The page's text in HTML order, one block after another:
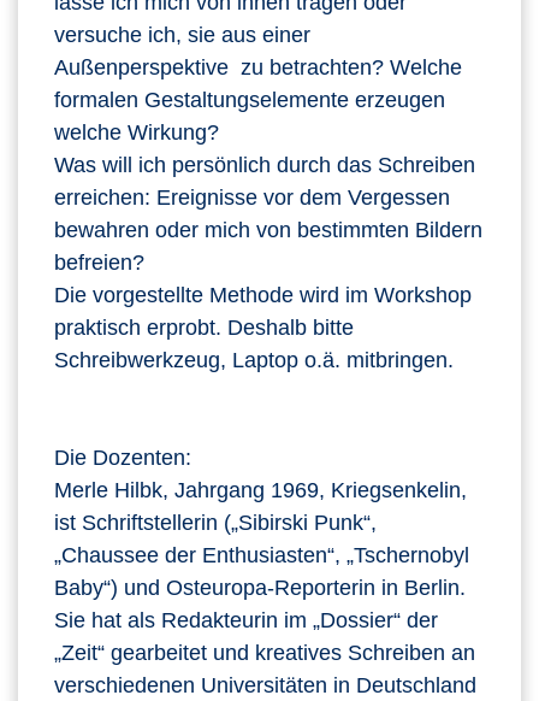
versuche ich, sie aus einer
Außenperspektive zu betrachten? Welche
formalen Gestaltungselemente erzeugen
welche Wirkung?
Was will ich persönlich durch das Schreiben
erreichen: Ereignisse vor dem Vergessen
bewahren oder mich von bestimmten Bildern
befreien?
Die vorgestellte Methode wird im Workshop
praktisch erprobt. Deshalb bitte
Schreibwerkzeug, Laptop o.ä. mitbringen.
Die Dozenten:
Merle Hilbk, Jahrgang 1969, Kriegsenkelin,
ist Schriftstellerin („Sibirski Punk“,
„Chaussee der Enthusiasten“, „Tschernobyl
Baby“) und Osteuropa-Reporterin in Berlin.
Sie hat als Redakteurin im „Dossier“ der
„Zeit“ gearbeitet und kreatives Schreiben an
verschiedenen Universitäten in Deutschland